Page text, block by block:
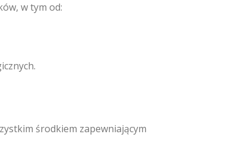
w tym od:
środkiem zapewniającym